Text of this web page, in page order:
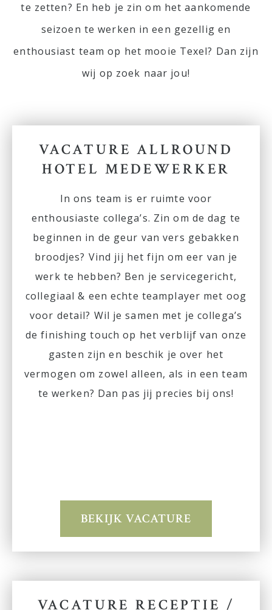
te zetten? En heb je zin om het aankomende
seizoen te werken in een gezellig en
enthousiast team op het mooie Texel? Dan zijn
wij op zoek naar jou!
VACATURE ALLROUND
HOTEL MEDEWERKER
In ons team is er ruimte voor
enthousiaste collega’s. Zin om de dag te
beginnen in de geur van vers gebakken
broodjes? Vind jij het fijn om eer van je
werk te hebben? Ben je servicegericht,
collegiaal & een echte teamplayer met oog
voor detail? Wil je samen met je collega’s
de finishing touch op het verblijf van onze
gasten zijn en beschik je over het
vermogen om zowel alleen, als in een team
te werken? Dan pas jij precies bij ons!
BEKIJK VACATURE
VACATURE RECEPTIE /